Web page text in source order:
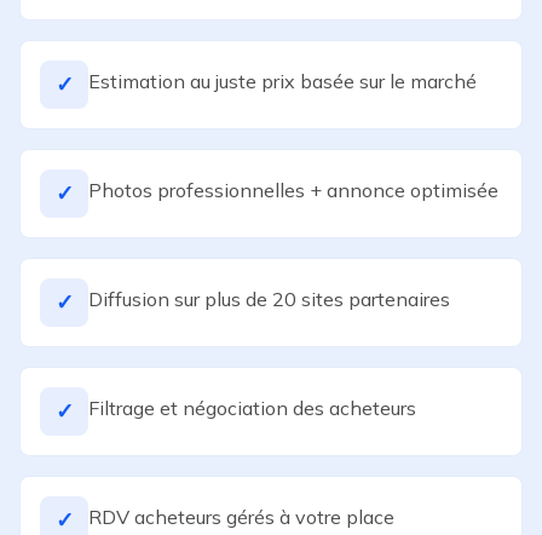
✓ Estimation au juste prix basée sur le marché
✓ Photos professionnelles + annonce optimisée
✓ Diffusion sur plus de 20 sites partenaires
✓ Filtrage et négociation des acheteurs
✓ RDV acheteurs gérés à votre place